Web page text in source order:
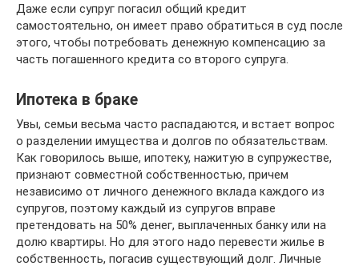
Даже если супруг погасил общий кредит
самостоятельно, он имеет право обратиться в суд после
этого, чтобы потребовать денежную компенсацию за
часть погашенного кредита со второго супруга.
Ипотека в браке
Увы, семьи весьма часто распадаются, и встает вопрос
о разделении имущества и долгов по обязательствам.
Как говорилось выше, ипотеку, нажитую в супружестве,
признают совместной собственностью, причем
независимо от личного денежного вклада каждого из
супругов, поэтому каждый из супругов вправе
претендовать на 50% денег, выплаченных банку или на
долю квартиры. Но для этого надо перевести жилье в
собственность, погасив существующий долг. Личные